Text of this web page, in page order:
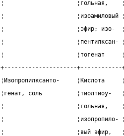
¦                     ¦гольная,
¦
¦                     ¦эфир;
¦
¦                     ¦тогенат
+---------------------+------------
¦Изопропилксанто-
¦генат, соль
¦                     ¦гольная,
¦
¦                     ¦вый эфир,